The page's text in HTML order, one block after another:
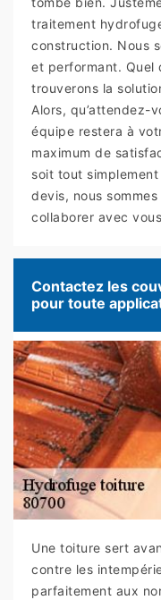
traitement
construction. Nous
et performant. Quel
trouverons la
Alors, qu’attendez-
équipe restera à
maximum de
soit tout
devis, nous
collaborer avec
Contactez les
pour toute
Une toiture sert
contre les
parfaitement aux